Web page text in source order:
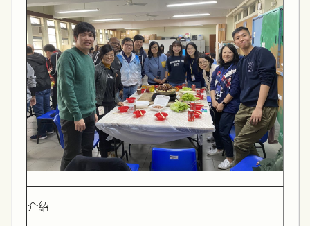
介紹